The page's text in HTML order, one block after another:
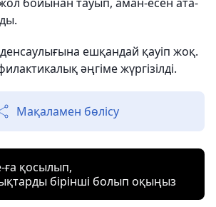
ешқандай қауіп жоқ.
әңгіме жүргізілді.
Мақаламен бөлісу
ға қосылып,
бірінші болып оқыңыз